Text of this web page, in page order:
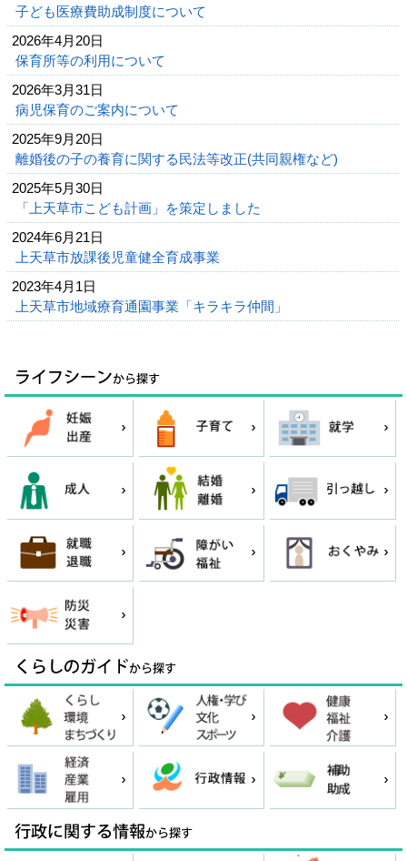
子ども医療費助成制度について
2026年4月20日
保育所等の利用について
2026年3月31日
病児保育のご案内について
2025年9月20日
離婚後の子の養育に関する民法等改正(共同親権など)
2025年5月30日
「上天草市こども計画」を策定しました
2024年6月21日
上天草市放課後児童健全育成事業
2023年4月1日
上天草市地域療育通園事業「キラキラ仲間」